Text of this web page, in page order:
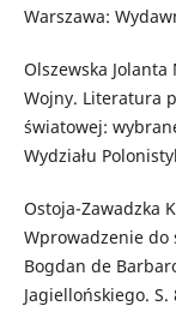
Warszawa:
Olszewska Jolanta
Wojny. Literatura
światowej:
Wydziału
Ostoja-Zawadzka
Wprowadzenie do
Bogdan de
Jagiellońskiego. S.